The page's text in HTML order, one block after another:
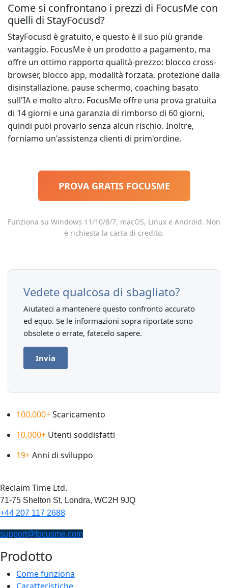
Come si confrontano i prezzi di FocusMe con
quelli di StayFocusd?
StayFocusd è gratuito, e questo è il suo più grande
vantaggio. FocusMe è un prodotto a pagamento, ma
offre un ottimo rapporto qualità-prezzo: blocco cross-
browser, blocco app, modalità forzata, protezione dalla
disinstallazione, pause schermo, coaching basato
sull'IA e molto altro. FocusMe offre una prova gratuita
di 14 giorni e una garanzia di rimborso di 60 giorni,
quindi puoi provarlo senza alcun rischio. Inoltre,
forniamo un'assistenza clienti di prim'ordine.
PROVA GRATIS FOCUSME
Funziona su Windows 11/10/8/7, macOS, Linux e Android. Non
è richiesta la carta di credito.
Vedete qualcosa di sbagliato?
Aiutateci a mantenere questo confronto accurato
ed equo. Se le informazioni sopra riportate sono
obsolete o errate, fatecelo sapere.
Invia
100,000+Scaricamento
10,000+ Utenti soddisfatti
19+Anni di sviluppo
Reclaim Time Ltd.
71-75 Shelton St, Londra, WC2H 9JQ
+44 207 117 2688
support@focusme.com
Prodotto
Come funziona